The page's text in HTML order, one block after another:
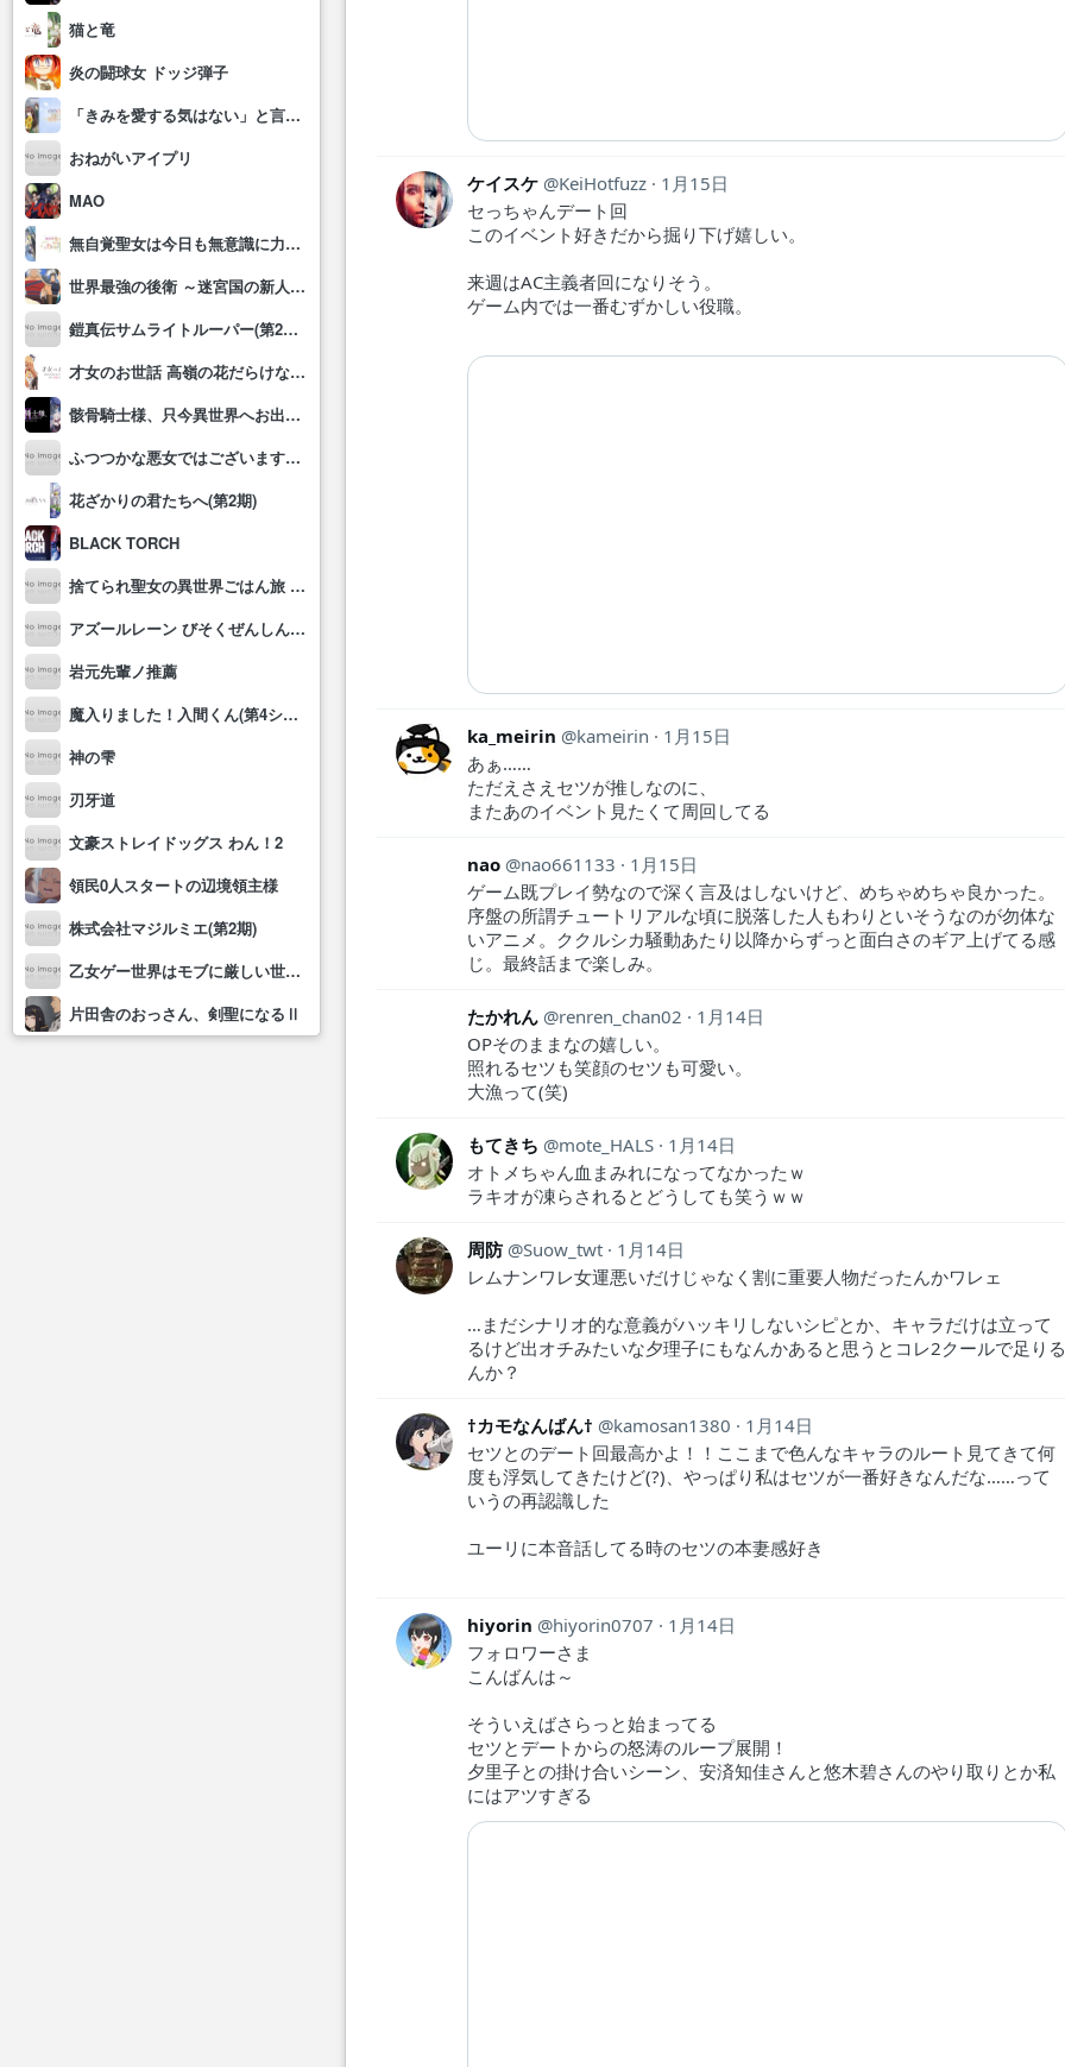
猫と竜
炎の闘球女 ドッジ弾子
「きみを愛する気はない」と言った次期公爵様がなぜか溺愛してきます
おねがいアイプリ
MAO
無自覚聖女は今日も無意識に力を垂れ流す
世界最強の後衛 ～迷宮国の新人探索者～
鎧真伝サムライトルーパー(第2クール)
才女のお世話 高嶺の花だらけな名門校で、学院一のお嬢様(生活能力皆無)を陰ながらお世話することになりました
骸骨騎士様、只今異世界へお出掛け中Ⅱ
ふつつかな悪女ではございますが～雛宮蝶鼠とりかえ伝～
花ざかりの君たちへ(第2期)
BLACK TORCH
捨てられ聖女の異世界ごはん旅 隠れスキルでキャンピングカーを召喚しました
アズールレーン びそくぜんしんっ！にっ!!
岩元先輩ノ推薦
魔入りました！入間くん(第4シリーズ)
神の雫
刃牙道
文豪ストレイドッグス わん！2
領民0人スタートの辺境領主様
株式会社マジルミエ(第2期)
乙女ゲー世界はモブに厳しい世界です2
片田舎のおっさん、剣聖になるⅡ
ケイスケ KeiHotfuzz
1月15日
セっちゃんデート回
このイベント好きだから掘り下げ嬉しい。
来週はAC主義者回になりそう。
ゲーム内では一番むずかしい役職。
ka_meirin kameirin
1月15日
あぁ……
ただえさえセツが推しなのに、
またあのイベント見たくて周回してる
nao nao661133
1月15日
ゲーム既プレイ勢なので深く言及はしないけど、めちゃめちゃ良かった。
序盤の所謂チュートリアルな頃に脱落した人もわりといそうなのが勿体な
いアニメ。ククルシカ騒動あたり以降からずっと面白さのギア上げてる感
じ。最終話まで楽しみ。
たかれん renren_chan02
1月14日
OPそのままなの嬉しい。
照れるセツも笑顔のセツも可愛い。
大漁って(笑)
もてきち mote_HALS
1月14日
オトメちゃん血まみれになってなかったｗ
ラキオが凍らされるとどうしても笑うｗｗ
周防 Suow_twt
1月14日
レムナンワレ女運悪いだけじゃなく割に重要人物だったんかワレェ
…まだシナリオ的な意義がハッキリしないシピとか、キャラだけは立って
るけど出オチみたいな夕理子にもなんかあると思うとコレ2クールで足りる
んか？
†カモなんばん† kamosan1380
1月14日
セツとのデート回最高かよ！！ここまで色んなキャラのルート見てきて何
度も浮気してきたけど(?)、やっぱり私はセツが一番好きなんだな……って
いうの再認識した
ユーリに本音話してる時のセツの本妻感好き
hiyorin hiyorin0707
1月14日
フォロワーさま
こんばんは～
そういえばさらっと始まってる
セツとデートからの怒涛のループ展開！
夕里子との掛け合いシーン、安済知佳さんと悠木碧さんのやり取りとか私
にはアツすぎる